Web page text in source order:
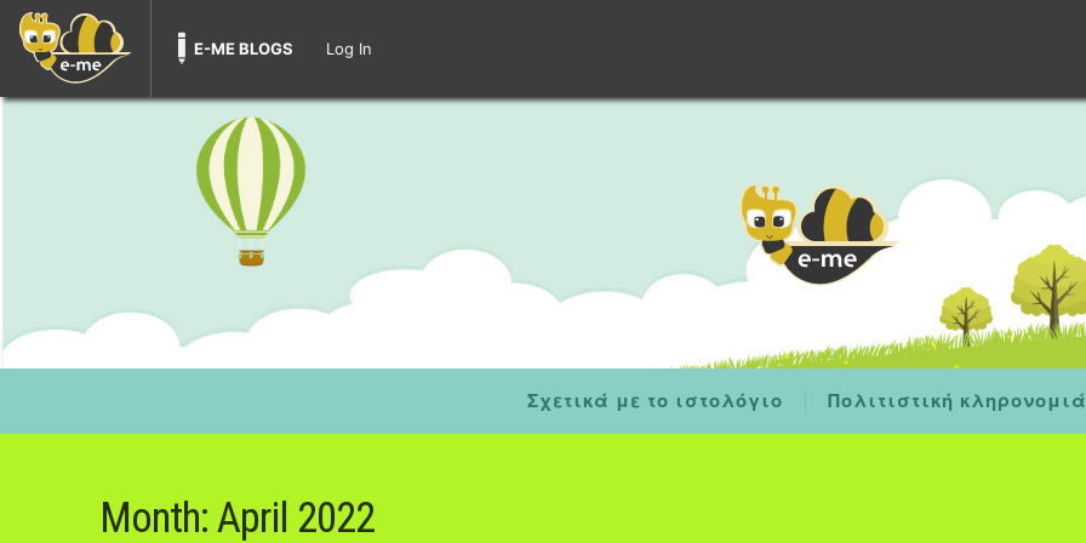
E-ME BLOGS Log In
Σχετικά με το ιστολόγιο Πολιτιστική κληρονομιά
Month:April 2022